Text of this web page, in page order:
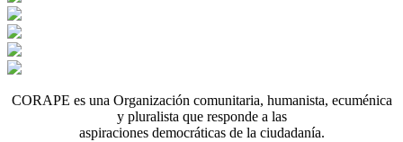
CORAPE es una Organización comunitaria, humanista, ecuménica
y pluralista que responde a las
aspiraciones democráticas de la ciudadanía.